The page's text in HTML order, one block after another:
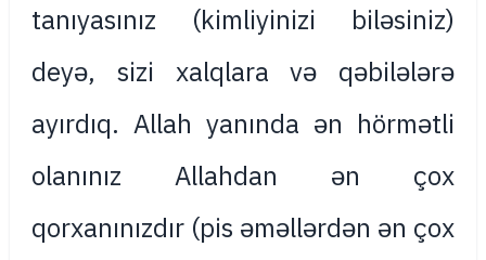
tanıyasınız (kimliyinizi biləsiniz)
deyə, sizi xalqlara və qəbilələrə
ayırdıq. Allah yanında ən hörmətli
olanınız Allahdan ən çox
qorxanınızdır (pis əməllərdən ən çox